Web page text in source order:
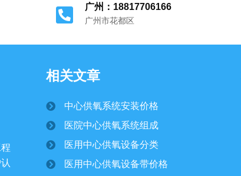
广州：18817706166
广州市花都区
相关文章
中心供氧系统安装价格
医院中心供氧系统组成
医用中心供氧设备分类
医用中心供氧设备带价格